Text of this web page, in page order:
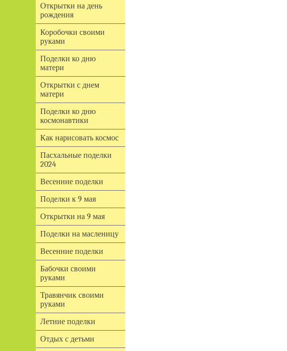
Открытки на день
рождения
Коробочки своими
руками
Поделки ко дню
матери
Открытки с днем
матери
Поделки ко дню
космонавтики
Как нарисовать космос
Пасхальные поделки
2024
Весенние поделки
Поделки к 9 мая
Открытки на 9 мая
Поделки на масленицу
Весенние поделки
Бабочки своими
руками
Травянчик своими
руками
Летние поделки
Отдых с детьми